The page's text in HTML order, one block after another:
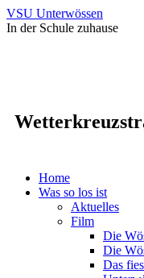
VSU Unterwössen
In der Schule zuhause
Home
Was so los ist
Aktuelles
Film
Die
Die
Das